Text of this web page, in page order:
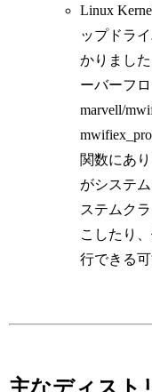
Linux
ップドラ
かりまし
ーバーフ
marvell/
関数にあ
がシステ
ステムク
こしたり
行できる
主なディスト